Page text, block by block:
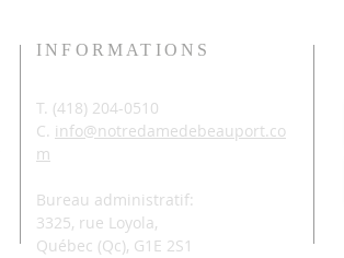
INFORMATIONS
T. (418) 204-0510
C. info@notredamedebeauport.co
m
Bureau administratif:
3325, rue Loyola,
Québec (Qc), G1E 2S1